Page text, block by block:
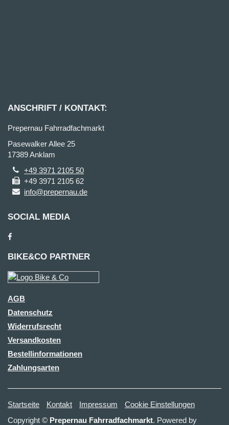
ANSCHRIFT / KONTAKT:
Prepernau Fahrradfachmarkt
Pasewalker Allee 25
17389 Anklam
+49 3971 2105 50
+49 3971 2105 62
info@prepernau.de
SOCIAL MEDIA
BIKE&CO PARTNER
AGB
Datenschutz
Widerrufsrecht
Versandkosten
Bestellinformationen
Zahlungsarten
Startseite Kontakt Impressum
Cookie Einstellungen
Copyright © Prepernau Fahrradfachmarkt. Powered by